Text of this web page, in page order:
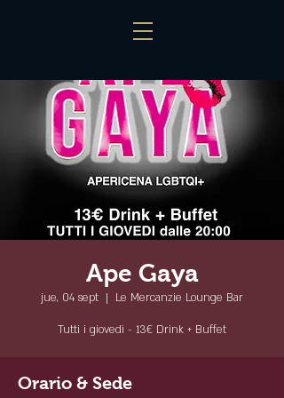
Ape Gaya
jue, 04 sept
  |
Le Mercanzie Lounge Bar
Tutti i giovedì - 13€ Drink + Buffet
Orario & Sede